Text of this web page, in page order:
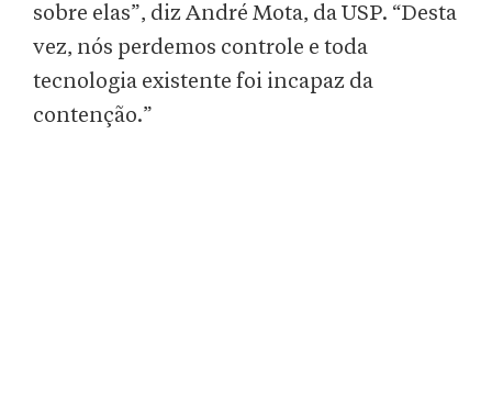
sobre elas”, diz André Mota, da USP. “Desta
vez, nós perdemos controle e toda
tecnologia existente foi incapaz da
contenção.”